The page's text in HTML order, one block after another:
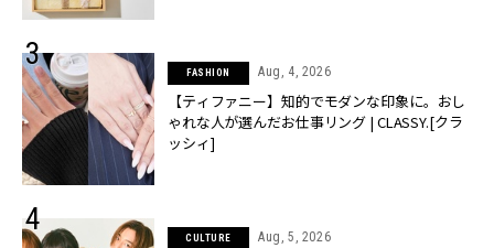
FASHION Aug, 4, 2026
【ティファニー】知的でモダンな印象に。おし
ゃれな人が選んだお仕事リング | CLASSY.[クラ
ッシィ]
CULTURE Aug, 5, 2026